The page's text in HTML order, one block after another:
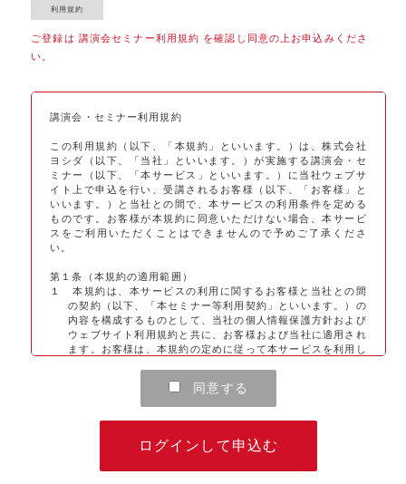
ご登録は 講演会セミナー利用規約 を確認し同意の上お申込みくださ
い。
講演会・セミナー利用規約
この利用規約（以下、「本規約」といいます。）は、株式会社
ヨシダ（以下、「当社」といいます。）が実施する講演会・セ
ミナー（以下、「本サービス」といいます。）に当社ウェブサ
イト上で申込を行い、受講されるお客様（以下、「お客様」と
いいます。）と当社との間で、本サービスの利用条件を定める
ものです。お客様が本規約に同意いただけない場合、本サービ
スをご利用いただくことはできませんので予めご了承くださ
い。
第１条（本規約の適用範囲）
１ 本規約は、本サービスの利用に関するお客様と当社との間
の契約（以下、「本セミナー等利用契約」といいます。）の
内容を構成するものとして、当社の個人情報保護方針および
ウェブサイト利用規約と共に、お客様および当社に適用され
ます。お客様は、本規約の定めに従って本サービスを利用し
２ 本規約の対象となる本サービスには、当社が別途提供する
G-PLUS会員サービスの会員であることを申込みの条件とす
る講演会・セミナー、また、有料のものも含まれます。な
お、G-PLUS会員サービスは、当社が医療関係者等（医療関
係者およびそれ以外の一般消費者）を対象として提供するサ
同意する
ログインして申込む